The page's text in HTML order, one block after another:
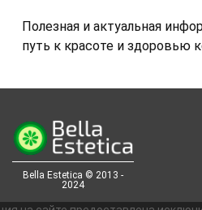
Полезная и актуальная
путь к красоте и здоровью
Bella Estetica © 2013 -
2024